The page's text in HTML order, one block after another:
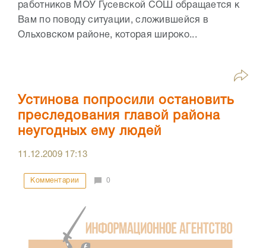
работников МОУ Гусевской СОШ обращается к
Вам по поводу ситуации, сложившейся в
Ольховском районе, которая широко...
Устинова попросили остановить
преследования главой района
неугодных ему людей
11.12.2009 17:13
Комментарии 0